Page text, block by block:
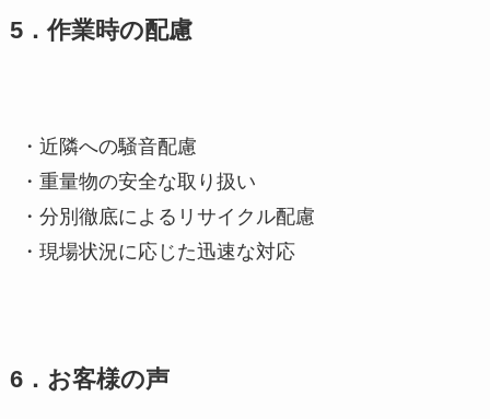
5．作業時の配慮
・近隣への騒音配慮
・重量物の安全な取り扱い
・分別徹底によるリサイクル配慮
・現場状況に応じた迅速な対応
6．お客様の声